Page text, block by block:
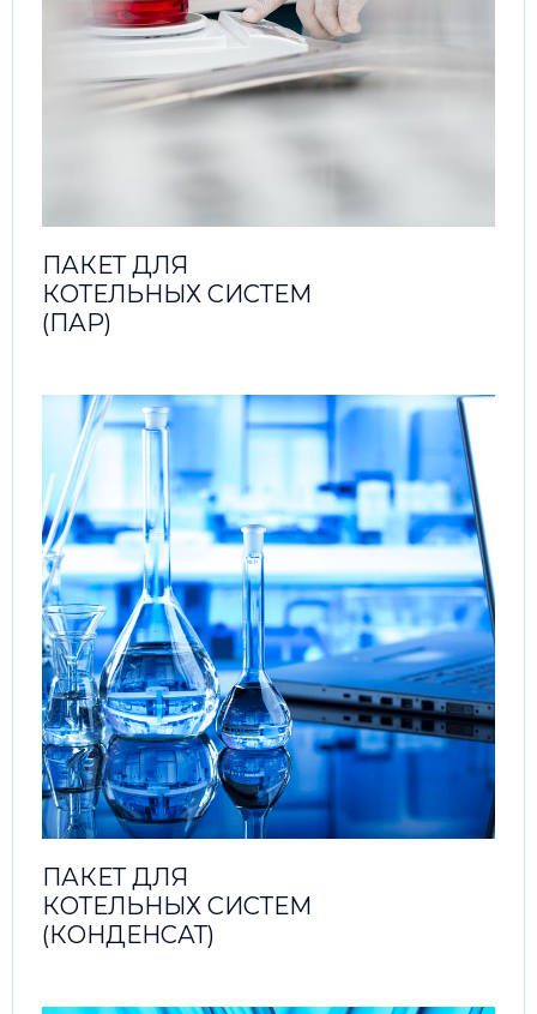
ПАКЕТ ДЛЯ
КОТЕЛЬНЫХ СИСТЕМ
(ПАР)
ПАКЕТ ДЛЯ
КОТЕЛЬНЫХ СИСТЕМ
(КОНДЕНСАТ)